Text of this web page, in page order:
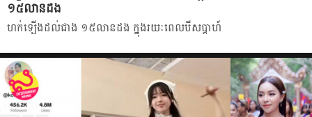
១៥លានដង
ហក់ឡើងដល់ជាង ១៥លានដង​ ក្នុងរយៈពេលបីសប្ដាហ៍